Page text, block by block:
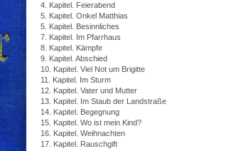
4. Kapitel. Feierabend
5. Kapitel. Onkel Matthias
5. Kapitel. Besinnliches
7. Kapitel. Im Pfarrhaus
8. Kapitel. Kämpfe
9. Kapitel. Abschied
10. Kapitel. Viel Not um Brigitte
11. Kapitel. Im Sturm
12. Kapitel. Vater und Mutter
13. Kapitel. Im Staub der Landstraße
14. Kapitel. Begegnung
15. Kapitel. Wo ist mein Kind?
16. Kapitel. Weihnachten
17. Kapitel. Rauschgift